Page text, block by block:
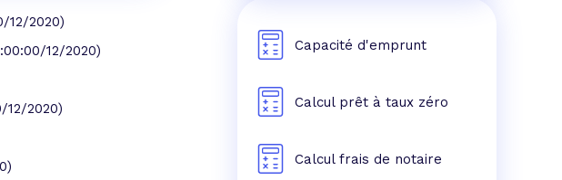
12/2020)
12/2020)
12/2020)
Capacité d'emprunt
Calcul prêt à taux zéro
Calcul frais de notaire